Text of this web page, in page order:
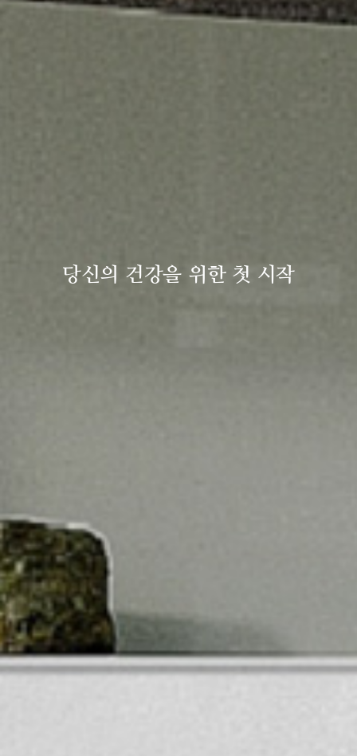
당신의 건강을 위한 첫 시작